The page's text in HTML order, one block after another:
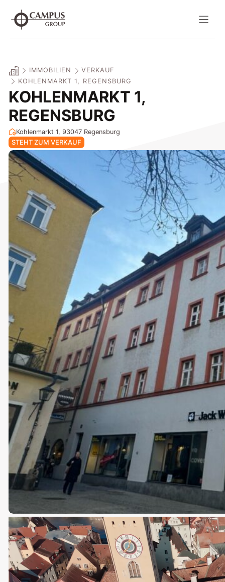
Inhalt
springen
IMMOBILIEN
VERKAUF
KOHLENMARKT 1, REGENSBURG
KOHLENMARKT 1,
REGENSBURG
Kohlenmarkt 1, 93047 Regensburg
STEHT ZUM VERKAUF
Video-
Player